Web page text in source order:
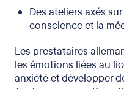
Des ateliers axés
conscience et la
Les prestataires
les émotions liées au
anxiété et développer